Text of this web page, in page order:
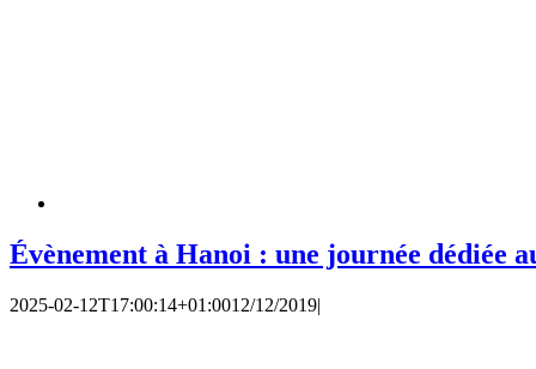
Évènement à Hanoi : une journée dédiée
2025-02-12T17:00:14+01:0012/12/2019|